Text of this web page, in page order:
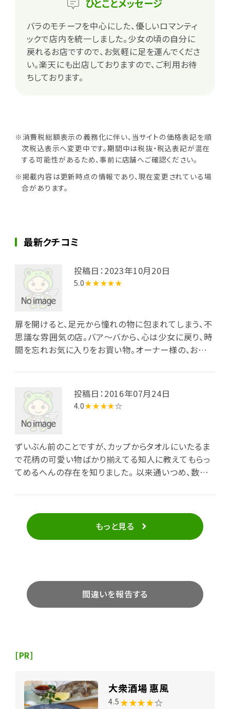
ひとことメッセージ
バラのモチーフを中心にした、優しいロマンティ
ックで店内を統一しました。少女の頃の自分に
戻れるお店ですので、お気軽に足を運んでくださ
い。楽天にも出店しておりますので、ご利用お待
ちしております。
※消費税総額表示の義務化に伴い、当サイトの価格表記を順
次税込表示へ変更中です。期間中は税抜・税込表記が混在
する可能性があるため、事前に店舗へご確認ください。
※掲載内容は更新時点の情報であり、現在変更されている場
合があります。
最新クチコミ
投稿日：2023年10月20日
5.0★★★★★
扉を開けると、足元から憧れの物に包まれてしまう、不
思議な雰囲気の店。バア～バから、心は少女に戻り、時
間を忘れお気に入りをお買い物。オーナー様の、お人
された30年来のフアンの1人です。和ものでレアアウト
している、我が家でも、ここの商品は、魔法をかけた様
に溶け込み、見ているだけで、心を３０歳も若返った気
分にさせてくれる、お勧めしたいお店です。
投稿日：2016年07月24日
4.0★★★★☆
ずいぶん前のことですが、カップからタオルにいたるま
で花柄の可愛い物ばかり揃えてる知人に教えてもらっ
てめるへんの存在を知りました。 以来通いつめ、数年
しと並べられた雑貨類と店主さんの雰囲気と店内の空
気に癒されます。 初めての方にはわかりにくい場所で
すので☆４つ。好み的には☆５つです。
もっと見る
間違いを報告する
[PR]
大衆酒場 惠風
4.5 ★★★★☆